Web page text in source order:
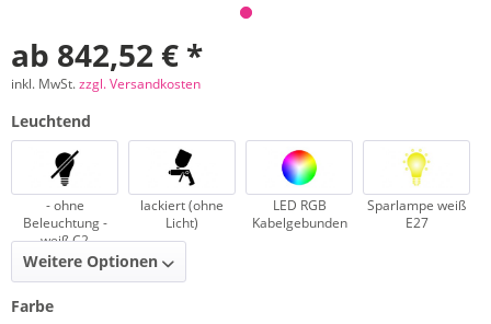
ab 842,52 € *
inkl. MwSt.zzgl. Versandkosten
Leuchtend
- ohne
Beleuchtung -
weiß C2
lackiert (ohne
Licht)
LED RGB
Kabelgebunden
Sparlampe weiß
E27
Weitere Optionen
Farbe